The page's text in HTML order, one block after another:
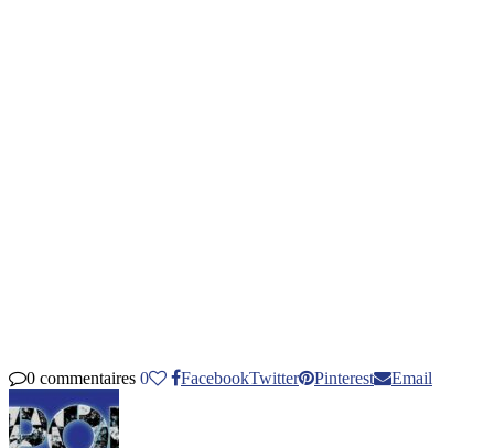
0 commentaires 0 FacebookTwitter Pinterest Email